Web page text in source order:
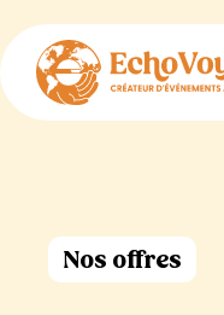
au
contenu
Nos offres